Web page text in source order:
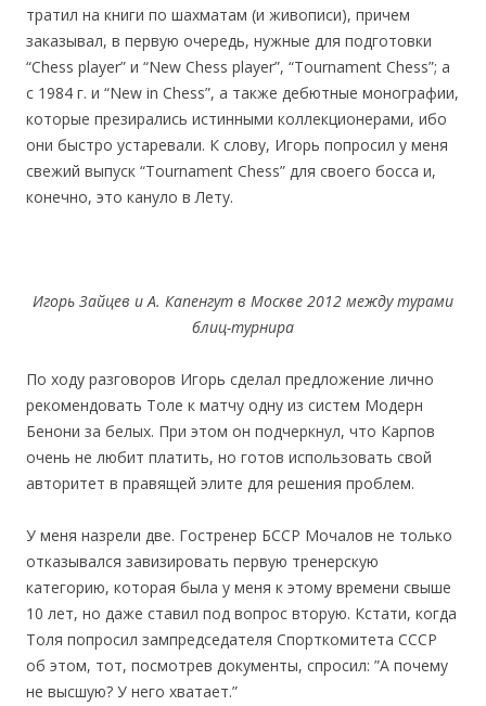
тратил на книги по шахматам (и живописи), причем
заказывал, в первую очередь, нужные для подготовки
“Chess player” и “New Chess player”, “Tournament Chess”; а
с 1984 г. и “New in Chess”, а также дебютные монографии,
которые презирались истинными коллекционерами, ибо
они быстро устаревали. К слову, Игорь попросил у меня
свежий выпуск “Tournament Chess” для своего босса и,
конечно, это кануло в Лету.
Игорь Зайцев и А. Капенгут в Москве 2012 между турами
блиц-турнира
По ходу разговоров Игорь сделал предложение лично
рекомендовать Толе к матчу одну из систем Модерн
Бенони за белых. При этом он подчеркнул, что Карпов
очень не любит платить, но готов использовать свой
авторитет в правящей элите для решения проблем.
У меня назрели две. Гостренер БССР Мочалов не только
отказывался завизировать первую тренерскую
категорию, которая была у меня к этому времени свыше
10 лет, но даже ставил под вопрос вторую. Кстати, когда
Толя попросил зампредседателя Спорткомитета СССР
об этом, тот, посмотрев документы, спросил: ”А почему
не высшую? У него хватает.”